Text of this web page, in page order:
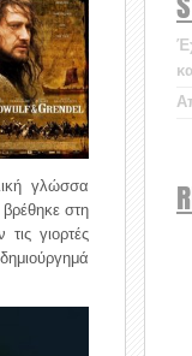
γλώσσα
στη
γιορτές